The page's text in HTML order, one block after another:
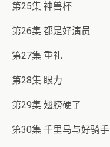
第25集 神兽杯
第26集 都是好演员
第27集 重礼
第28集 眼力
第29集 翅膀硬了
第30集 千里马与好骑手